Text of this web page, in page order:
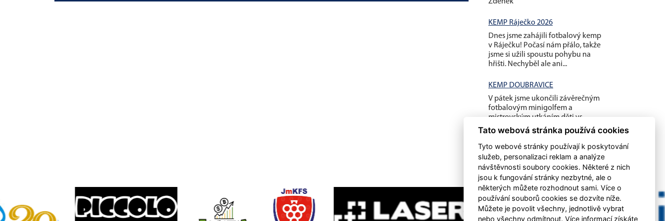
KEMP Ráječko 2026
Dnes jsme zahájili fotbalový kemp
v Ráječku! Počasí nám přálo, takže
jsme si užili spoustu pohybu na
hřišti. Nechyběl ale ani...
KEMP DOUBRAVICE
V pátek jsme ukončili závěrečným
fotbalovým minigolfem a
mistrovským utkáním děti vs
rodiče náš letošní první kemp...
Tato webová stránka používá cookies
Tyto webové stránky používají k poskytování
služeb, personalizaci reklam a analýze
návštěvnosti soubory cookies. Některé z nich
jsou k fungování stránky nezbytné, ale o
některých můžete rozhodnout sami. Více o
používání souborů cookies se dozvíte níže.
Můžete je povolit všechny, jednotlivě vybrat
nebo všechny odmítnout. Více informací získáte